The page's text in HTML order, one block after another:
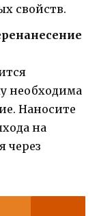
свойств.
необходима
Наносите
на
через